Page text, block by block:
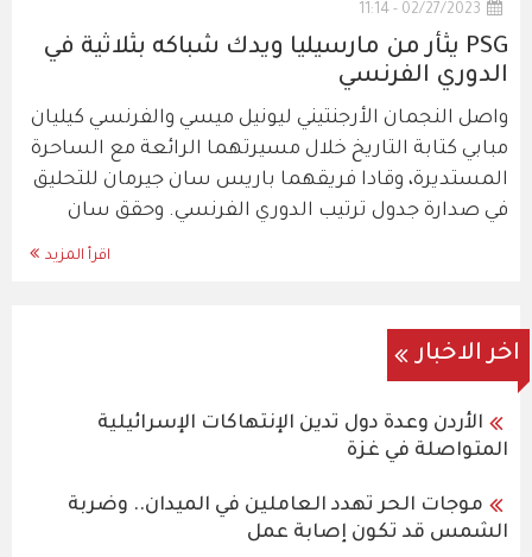
02/27/2023 - 11:14
PSG يثأر من مارسيليا ويدك شباكه بثلاثية في
الدوري الفرنسي
واصل النجمان الأرجنتيني ليونيل ميسي والفرنسي كيليان
مبابي كتابة التاريخ خلال مسيرتهما الرائعة مع الساحرة
المستديرة، وقادا فريقهما باريس سان جيرمان للتحليق
في صدارة جدول ترتيب الدوري الفرنسي. وحقق سان
اقرأ المزيد
اخر الاخبار
الأردن وعدة دول تدين الإنتهاكات الإسرائيلية
المتواصلة في غزة
موجات الحر تهدد العاملين في الميدان.. وضربة
الشمس قد تكون إصابة عمل